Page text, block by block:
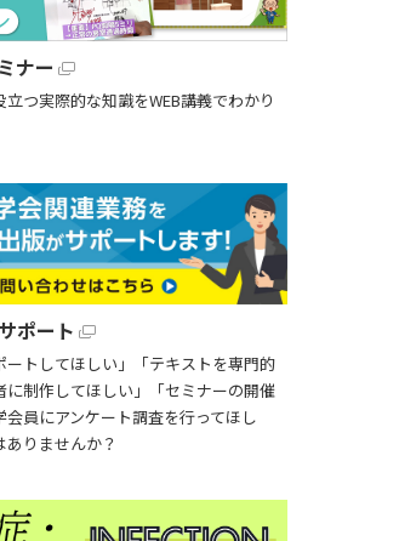
ナー
つ実際的な知識をWEB講義でわかり
ポート
ートしてほしい」「テキストを専門的
に制作してほしい」「セミナーの開催
会員にアンケート調査を行ってほし
りませんか？